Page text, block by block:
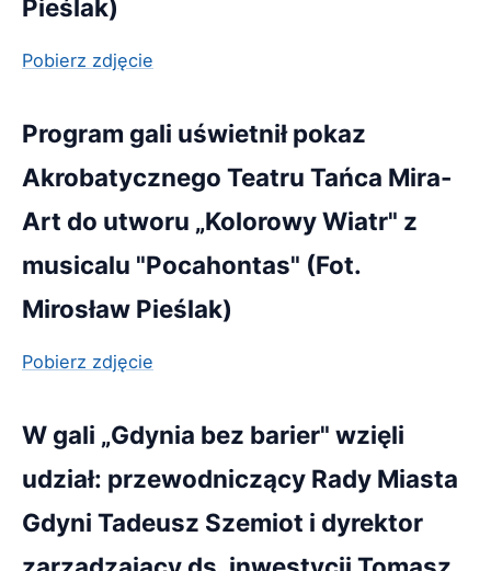
Pieślak)
Pobierz zdjęcie
Program gali uświetnił pokaz
Akrobatycznego Teatru Tańca Mira-
Art do utworu „Kolorowy Wiatr" z
musicalu "Pocahontas" (Fot.
Mirosław Pieślak)
Pobierz zdjęcie
W gali „Gdynia bez barier" wzięli
udział: przewodniczący Rady Miasta
Gdyni Tadeusz Szemiot i dyrektor